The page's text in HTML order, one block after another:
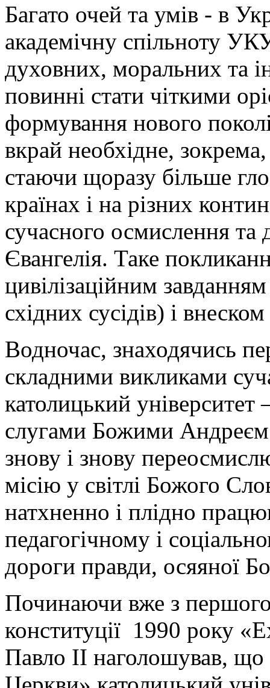
Багато очей та умів - в
академічну спільноту
духовних, моральних та
повинні стати чіткими
формування нового
вкрай необхідне,
стаючи щоразу більше
країнах і на різних
сучасного осмислення та
Євангелія. Таке
цивілізаційним
східних сусідів) i
Водночас, знаходячись
складними викликами
католицький університет
слугами Божими
знову і знову
місію у світлі Божого
натхненно і плідно
педагогічному і
дороги правди, осяяної
Починаючи вже з першого
конституції 1990 року
Павло II наголошував, що